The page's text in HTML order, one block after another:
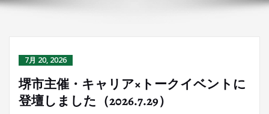
替
7月 20, 2026
堺市主催・キャリア×トークイベントに
登壇しました（2026.7.29）